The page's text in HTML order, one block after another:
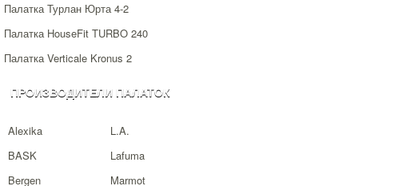
Палатка Турлан Юрта 4-2
Палатка HouseFit TURBO 240
Палатка Verticale Kronus 2
ПРОИЗВОДИТЕЛИ ПАЛАТОК
Alexika
BASK
Bergen
L.A.
Lafuma
Marmot